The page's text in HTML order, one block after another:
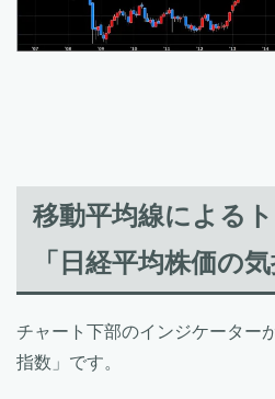
移動平均線によ
「日経平均株価の気
チャート下部のインジケーター
指数」です。